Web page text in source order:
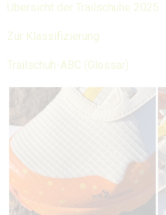
Übersicht der Trailschuhe 2025
Zur Klassifizierung
Trailschuh-ABC (Glossar)